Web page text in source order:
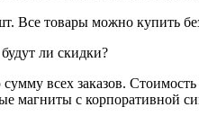
Все товары можно купить
ли скидки?
всех заказов.
магниты с корпоративной